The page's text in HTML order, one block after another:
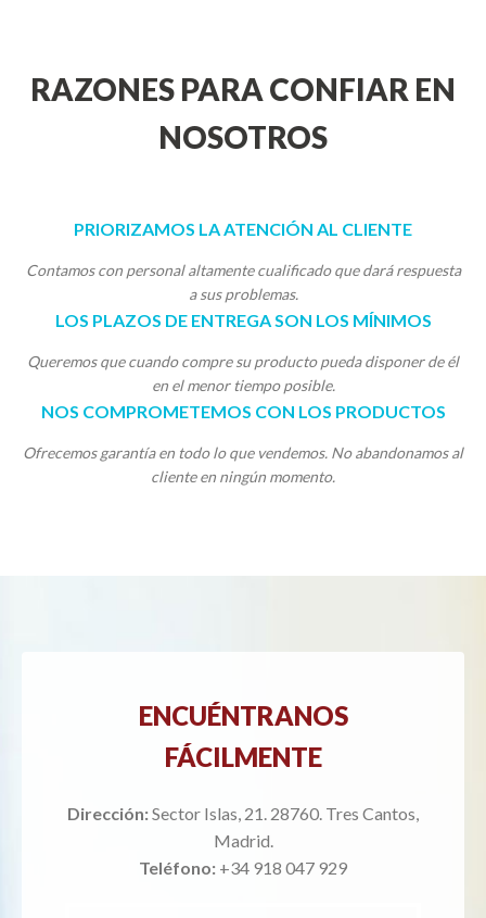
RAZONES PARA CONFIAR EN
NOSOTROS
PRIORIZAMOS LA ATENCIÓN AL CLIENTE
Contamos con personal altamente cualificado que dará respuesta
a sus problemas.
LOS PLAZOS DE ENTREGA SON LOS MÍNIMOS
Queremos que cuando compre su producto pueda disponer de él
en el menor tiempo posible.
NOS COMPROMETEMOS CON LOS PRODUCTOS
Ofrecemos garantía en todo lo que vendemos. No abandonamos al
cliente en ningún momento.
ENCUÉNTRANOS
FÁCILMENTE
Dirección:Sector Islas, 21. 28760. Tres Cantos,
Madrid.
Teléfono: +34 918 047 929